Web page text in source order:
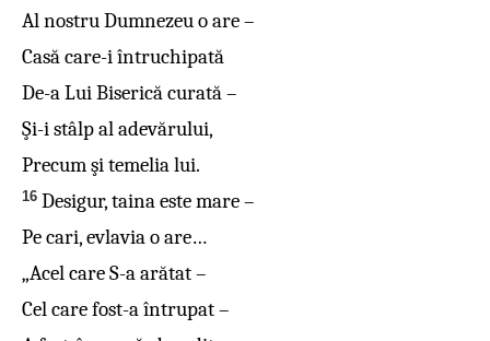
Al nostru Dumnezeu o are –
Casă care-i întruchipată
De-a Lui Biserică curată –
Şi-i stâlp al adevărului,
Precum şi temelia lui.
16 Desigur, taina este mare –
Pe cari, evlavia o are…
„Acel care S-a arătat –
Cel care fost-a întrupat –